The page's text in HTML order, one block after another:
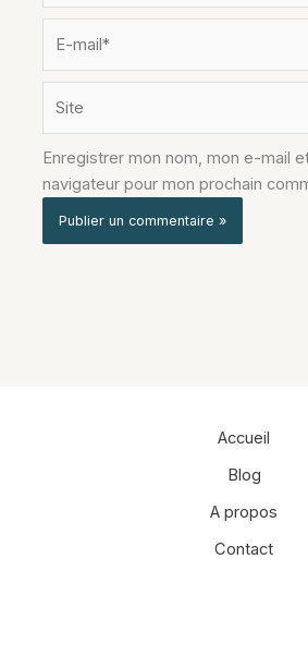
Enregistrer mon nom, mon e-mail
navigateur pour mon prochain
Accueil
Blog
A propos
Contact